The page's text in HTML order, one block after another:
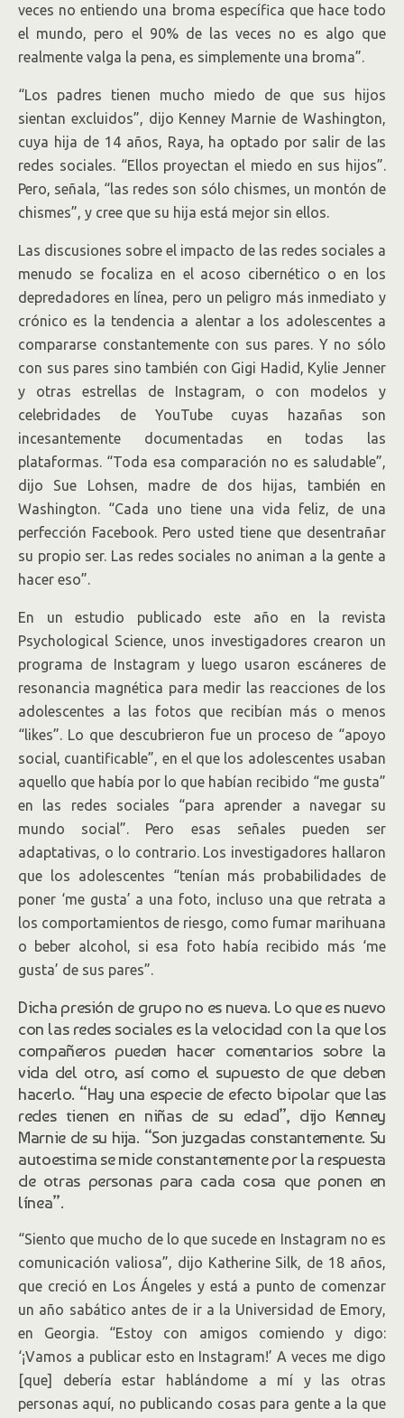
veces no entiendo una broma específica que hace todo
el mundo, pero el 90% de las veces no es algo que
realmente valga la pena, es simplemente una broma”.
“Los padres tienen mucho miedo de que sus hijos
sientan excluidos”, dijo Kenney Marnie de Washington,
cuya hija de 14 años, Raya, ha optado por salir de las
redes sociales. “Ellos proyectan el miedo en sus hijos”.
Pero, señala, “las redes son sólo chismes, un montón de
chismes”, y cree que su hija está mejor sin ellos.
Las discusiones sobre el impacto de las redes sociales a
menudo se focaliza en el acoso cibernético o en los
depredadores en línea, pero un peligro más inmediato y
crónico es la tendencia a alentar a los adolescentes a
compararse constantemente con sus pares. Y no sólo
con sus pares sino también con Gigi Hadid, Kylie Jenner
y otras estrellas de Instagram, o con modelos y
celebridades de YouTube cuyas hazañas son
incesantemente documentadas en todas las
plataformas. “Toda esa comparación no es saludable”,
dijo Sue Lohsen, madre de dos hijas, también en
Washington. “Cada uno tiene una vida feliz, de una
perfección Facebook. Pero usted tiene que desentrañar
su propio ser. Las redes sociales no animan a la gente a
hacer eso”.
En un estudio publicado este año en la revista
Psychological Science, unos investigadores crearon un
programa de Instagram y luego usaron escáneres de
resonancia magnética para medir las reacciones de los
adolescentes a las fotos que recibían más o menos
“likes”. Lo que descubrieron fue un proceso de “apoyo
social, cuantificable”, en el que los adolescentes usaban
aquello que había por lo que habían recibido “me gusta”
en las redes sociales “para aprender a navegar su
mundo social”. Pero esas señales pueden ser
adaptativas, o lo contrario. Los investigadores hallaron
que los adolescentes “tenían más probabilidades de
poner ‘me gusta’ a una foto, incluso una que retrata a
los comportamientos de riesgo, como fumar marihuana
o beber alcohol, si esa foto había recibido más ‘me
gusta’ de sus pares”.
Dicha presión de grupo no es nueva. Lo que es nuevo
con las redes sociales es la velocidad con la que los
compañeros pueden hacer comentarios sobre la
vida del otro, así como el supuesto de que deben
hacerlo. “Hay una especie de efecto bipolar que las
redes tienen en niñas de su edad”, dijo Kenney
Marnie de su hija. “Son juzgadas constantemente. Su
autoestima se mide constantemente por la respuesta
de otras personas para cada cosa que ponen en
línea”.
“Siento que mucho de lo que sucede en Instagram no es
comunicación valiosa”, dijo Katherine Silk, de 18 años,
que creció en Los Ángeles y está a punto de comenzar
un año sabático antes de ir a la Universidad de Emory,
en Georgia. “Estoy con amigos comiendo y digo:
‘¡Vamos a publicar esto en Instagram!’ A veces me digo
[que] debería estar hablándome a mí y las otras
personas aquí, no publicando cosas para gente a la que